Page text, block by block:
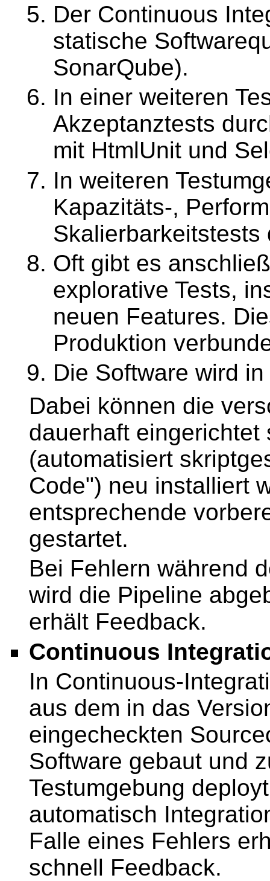
Der Continuous
statische
SonarQube).
In einer weiteren
Akzeptanztests
mit HtmlUnit und
In weiteren
Kapazitäts-,
Skalierbarkeitstests
Oft gibt es
explorative Tests,
neuen Features.
Produktion
Die Software wird
Dabei können die
dauerhaft eingerichtet
(automatisiert
Code") neu installiert
entsprechende
gestartet.
Bei Fehlern während
wird die Pipeline
erhält Feedback.
Continuous
In Continuous-
aus dem in das
eingecheckten
Software gebaut und
Testumgebung
automatisch
Falle eines Fehlers
schnell Feedback.